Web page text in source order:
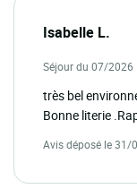
Isabelle L.
Séjour du 07/2026
très bel
Bonne literie
Avis déposé le 31/